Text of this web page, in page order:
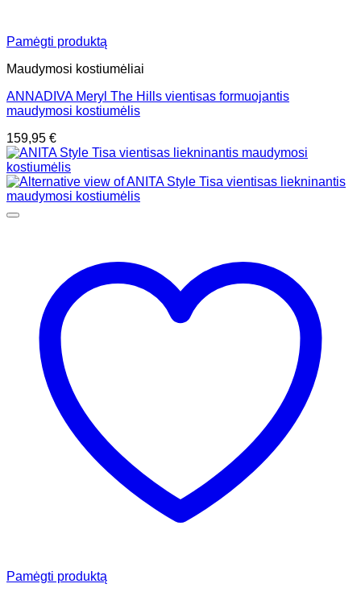
Pamėgti produktą
Maudymosi kostiumėliai
ANNADIVA Meryl The Hills vientisas formuojantis
maudymosi kostiumėlis
159,95 €
Pamėgti produktą